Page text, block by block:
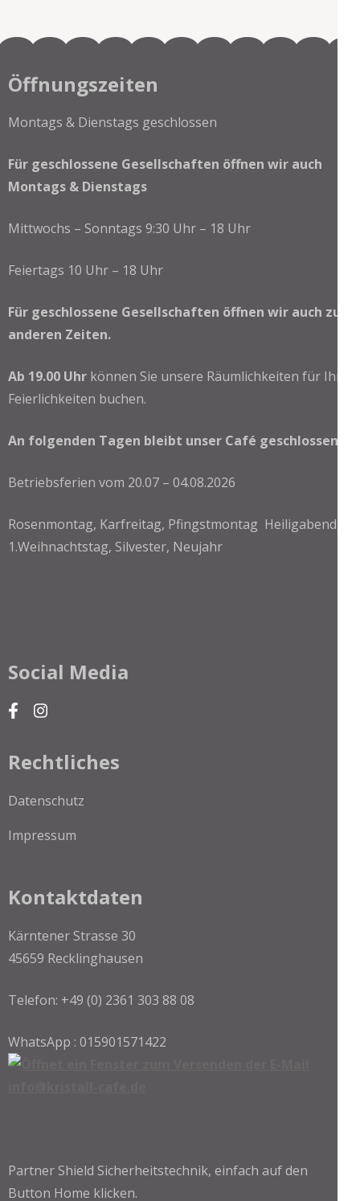
Öffnungszeiten
Montags & Dienstags geschlossen
Für geschlossene Gesellschaften öffnen wir auch
Montags & Dienstags
Mittwochs – Sonntags 9:30 Uhr – 18 Uhr
Feiertags 10 Uhr – 18 Uhr
Für geschlossene Gesellschaften öffnen wir auch zu
anderen Zeiten.
Ab 19.00 Uhr können Sie unsere Räumlichkeiten für Ihre
Feierlichkeiten buchen.
An folgenden Tagen bleibt unser Café geschlossen:
Betriebsferien vom 20.07 – 04.08.2026
Rosenmontag, Karfreitag, Pfingstmontag Heiligabend,
1.Weihnachtstag, Silvester, Neujahr
Social Media
Rechtliches
Datenschutz
Impressum
Kontaktdaten
Kärntener Strasse 30
45659 Recklinghausen
Telefon: +49 (0) 2361 303 88 08
WhatsApp : 015901571422
Partner Shield Sicherheitstechnik, einfach auf den
Button Home klicken.